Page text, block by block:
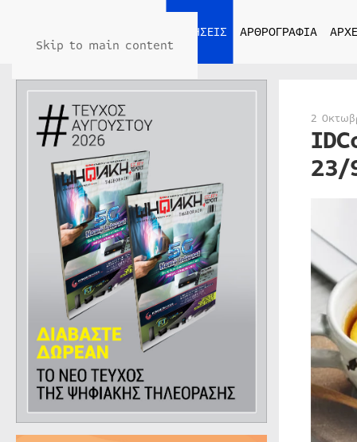
Skip to main content
ΕΙΔΗΣΕΙΣ ΑΡΘΡΟΓΡΑΦΙΑ
2
23/